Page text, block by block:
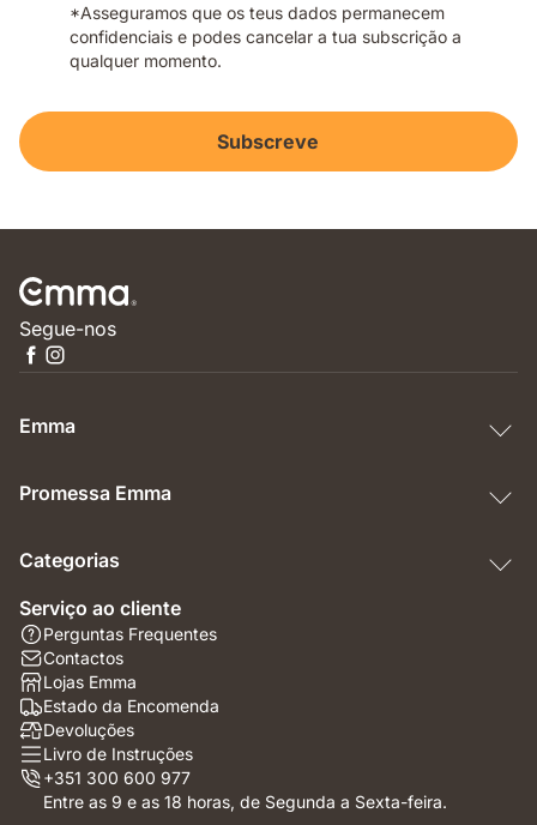
*Asseguramos que os teus dados permanecem
confidenciais e podes cancelar a tua subscrição a
qualquer momento.
Subscreve
Segue-nos
Emma
Promessa Emma
Categorias
Serviço ao cliente
Perguntas Frequentes
Contactos
Lojas Emma
Estado da Encomenda
Devoluções
Livro de Instruções
+351 300 600 977
Entre as 9 e as 18 horas, de Segunda a Sexta-feira.